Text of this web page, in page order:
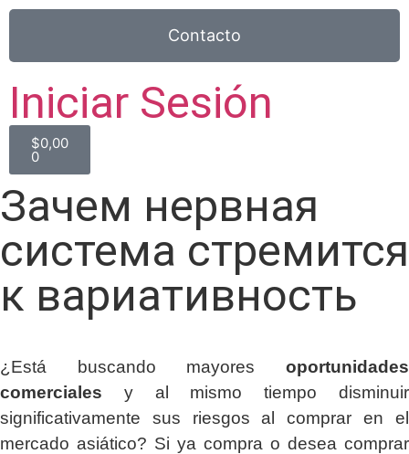
Contacto
Iniciar Sesión
$0,00
0
Зачем нервная
система стремится
к вариативность
¿Está buscando mayores oportunidades
comerciales y al mismo tiempo disminuir
significativamente sus riesgos al comprar en el
mercado asiático? Si ya compra o desea comprar